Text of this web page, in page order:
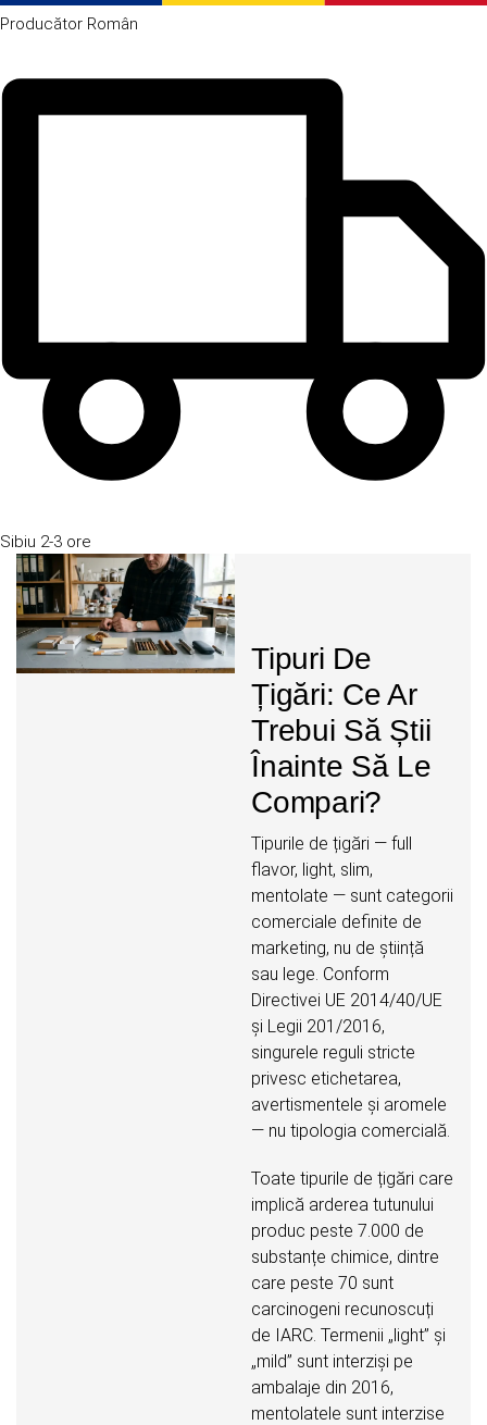
Producător Român
Sibiu 2-3 ore
Tipuri De
Țigări: Ce Ar
Trebui Să Știi
Înainte Să Le
Compari?
Tipurile de țigări — full
flavor, light, slim,
mentolate — sunt categorii
comerciale definite de
marketing, nu de știință
sau lege. Conform
Directivei UE 2014/40/UE
și Legii 201/2016,
singurele reguli stricte
privesc etichetarea,
avertismentele și aromele
— nu tipologia comercială.
Toate tipurile de țigări care
implică arderea tutunului
produc peste 7.000 de
substanțe chimice, dintre
care peste 70 sunt
carcinogeni recunoscuți
de IARC. Termenii „light” și
„mild” sunt interziși pe
ambalaje din 2016,
mentolatele sunt interzise